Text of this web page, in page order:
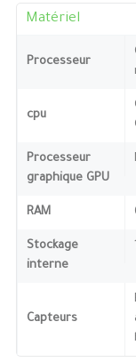
Matériel
Processeur
cpu
Processeur
graphique GPU
RAM
Stockage
interne
Capteurs